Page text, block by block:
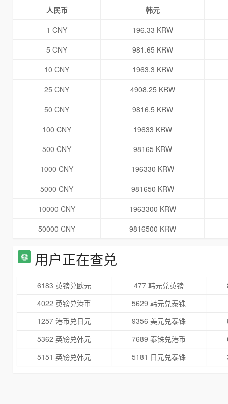
人民币
韩元
1 CNY
196.33 KRW
5 CNY
981.65 KRW
10 CNY
1963.3 KRW
25 CNY
4908.25 KRW
50 CNY
9816.5 KRW
100 CNY
19633 KRW
500 CNY
98165 KRW
1000 CNY
196330 KRW
5000 CNY
981650 KRW
10000 CNY
1963300 KRW
50000 CNY
9816500 KRW
用户正在查兑
6183 英镑兑欧元 477 韩元兑英镑
4022 英镑兑港币
5629 韩元兑泰铢
1257 港币兑日元
9356 美元兑泰铢
5362 英镑兑韩元
7689 泰铢兑港币
5151 英镑兑韩元
5181 日元兑泰铢